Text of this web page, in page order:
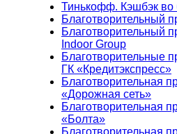
Тинькофф. Кэшбэк во
Благотворительный
Благотворительный
Indoor Group
Благотворительные
ГК «Кредитэкспресс»
Благотворительная
«Дорожная сеть»
Благотворительная
«Болта»
Благотворительная